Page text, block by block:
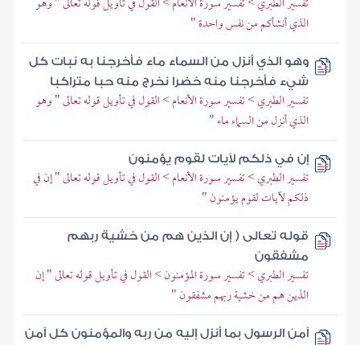
الذي أنشأكم من نفس واحدة "
وهو الذي أنزل من السماء ماء فأخرجنا به نبات كل
شيء فأخرجنا منه خضرا نخرج منه حبا متراكبا
تفسير الطبري > تفسير سورة الأنعام > القول في تأويل قوله تعالى " وهو
الذي أنزل من السماء ماء "
إن في ذلكم لآيات لقوم يؤمنون
تفسير الطبري > تفسير سورة الأنعام > القول في تأويل قوله تعالى " إن في
ذلكم لآيات لقوم يؤمنون "
قوله تعالى ( إن الذين هم من خشية ربهم
مشفقون
تفسير الطبري > تفسير سورة المؤمنون > القول في تأويل قوله تعالى " إن
الذين هم من خشية ربهم مشفقون "
آمن الرسول بما أنزل إليه من ربه والمؤمنون كل آمن